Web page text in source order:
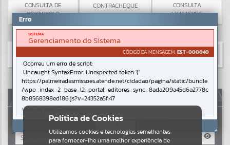
CONSULTA DE
PROTOCOLO
CONTRACHEQUE
CONSULTA
LICITAÇÕES
Resultados para""
Portais
Por favor, aguarde...
AUTOATENDIMENTO
Política de Cookies
Utilizamos cookies e tecnologias semelhantes
para fornecer-lhe uma melhor experiência de
Erro
SISTEMA
Gerenciamento do Sistema
CÓDIGO DA MENSAGEM:EST-000040
Ocorreu um erro de script:
Uncaught SyntaxError: Unexpected token '('
https://palmeiradasmissoes.atende.net/cidadao/pagina/static/bundle
/wpo_index_2_base_l2_portal_editores_sync_8ada209a45d6a2778c
8b8568398ed186.js?v=24352a5f:47
Verificar Mais Detalhes